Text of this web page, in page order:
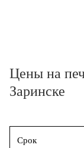
Цены на
Заринске
Срок